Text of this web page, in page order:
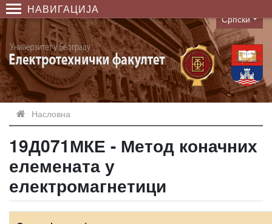
НАВИГАЦИЈА
Language
Српски
Насловна
19Д071МКЕ - Метод коначних
елемената у
електромагнетици